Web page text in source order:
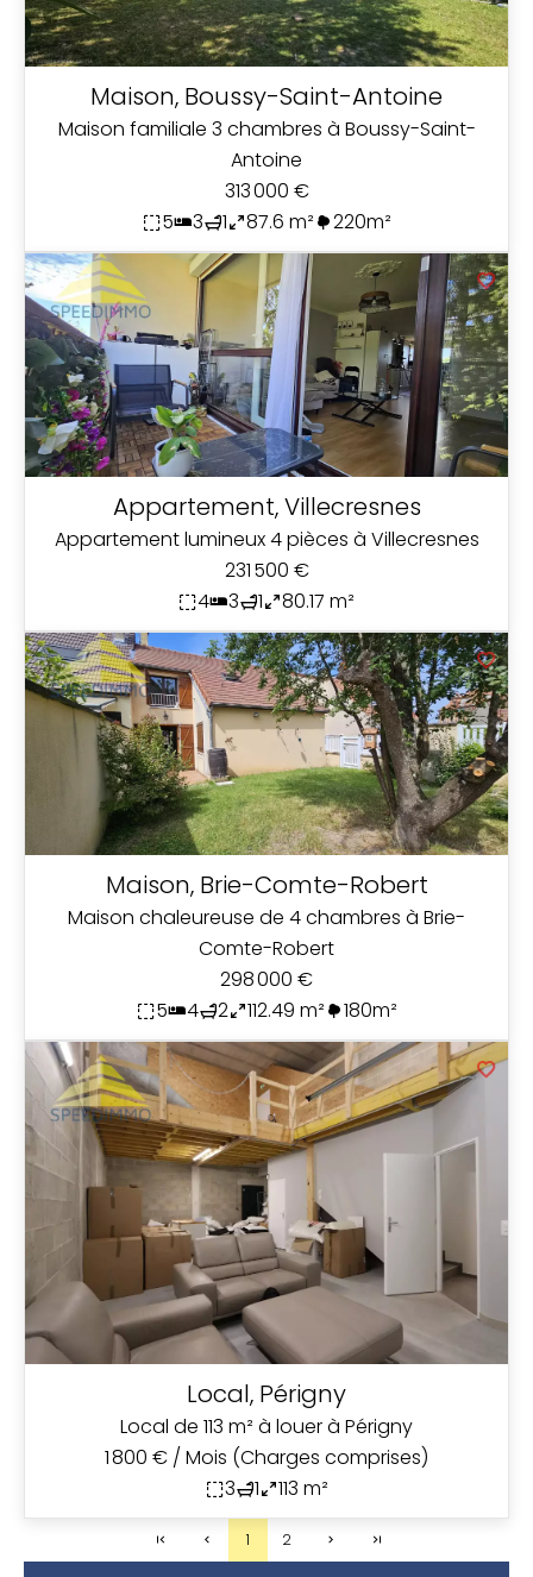
Maison, Boussy-Saint-Antoine
Maison familiale 3 chambres à Boussy-Saint-
Antoine
313 000 €
5
3 1 87.6 m² 220m²
Appartement, Villecresnes
Appartement lumineux 4 pièces à Villecresnes
231 500 €
4
3 1 80.17 m²
Maison, Brie-Comte-Robert
Maison chaleureuse de 4 chambres à Brie-
Comte-Robert
298 000 €
5
4 2 112.49 m² 180m²
Local, Périgny
Local de 113 m² à louer à Périgny
1 800 € / Mois (Charges comprises)
3
1 113 m²
1 2